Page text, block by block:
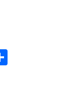
น เหตุไทยมีเงื่อนไขห้าม